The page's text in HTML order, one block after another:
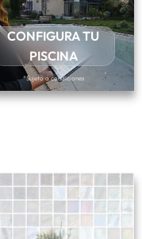
CONFIGURA TU
PISCINA
*Sujeto a condiciones